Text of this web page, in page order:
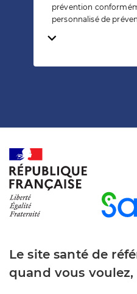
prévention
personnalisé de
Temps de lecture
Le site santé de
quand vous